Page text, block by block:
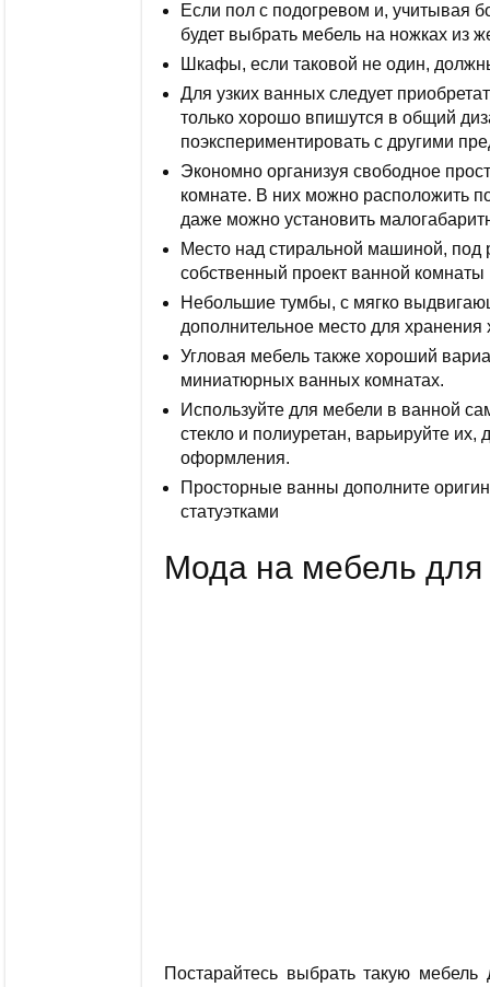
Если пол с подогревом и, учитывая
будет выбрать мебель на ножках из
Шкафы, если таковой не один,
Для узких ванных следует
только хорошо впишутся в общий
поэкспериментировать с другими
Экономно организуя свободное
комнате. В них можно расположить
даже можно установить
Место над стиральной машиной, под
собственный проект ванной комнаты
Небольшие тумбы, с мягко
дополнительное место для хранения
Угловая мебель также хороший
миниатюрных ванных комнатах.
Используйте для мебели в ванной
стекло и полиуретан, варьируйте их,
оформления.
Просторные ванны дополните
статуэтками
Мода на мебель
Постарайтесь выбрать такую